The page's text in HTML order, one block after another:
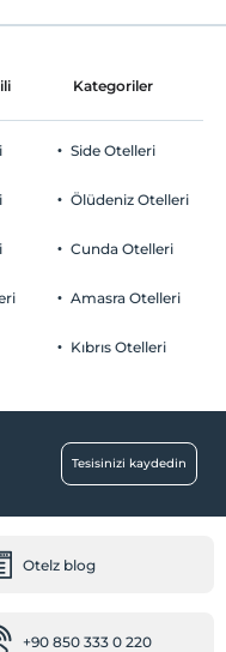
odalar
Kategoriler
Side Otelleri
Ölüdeniz Otelleri
Cunda Otelleri
Amasra Otelleri
Kıbrıs Otelleri
Tesisinizi kaydedin
Otelz blog
+90 850 333 0 220